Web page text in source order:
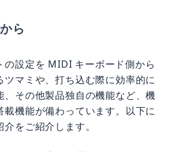
ら
の設定を MIDI キーボード側から
ツマミや、打ち込む際に効率的に
、その他製品独自の機能など、機
載機能が備わっています。以下に
をご紹介します。